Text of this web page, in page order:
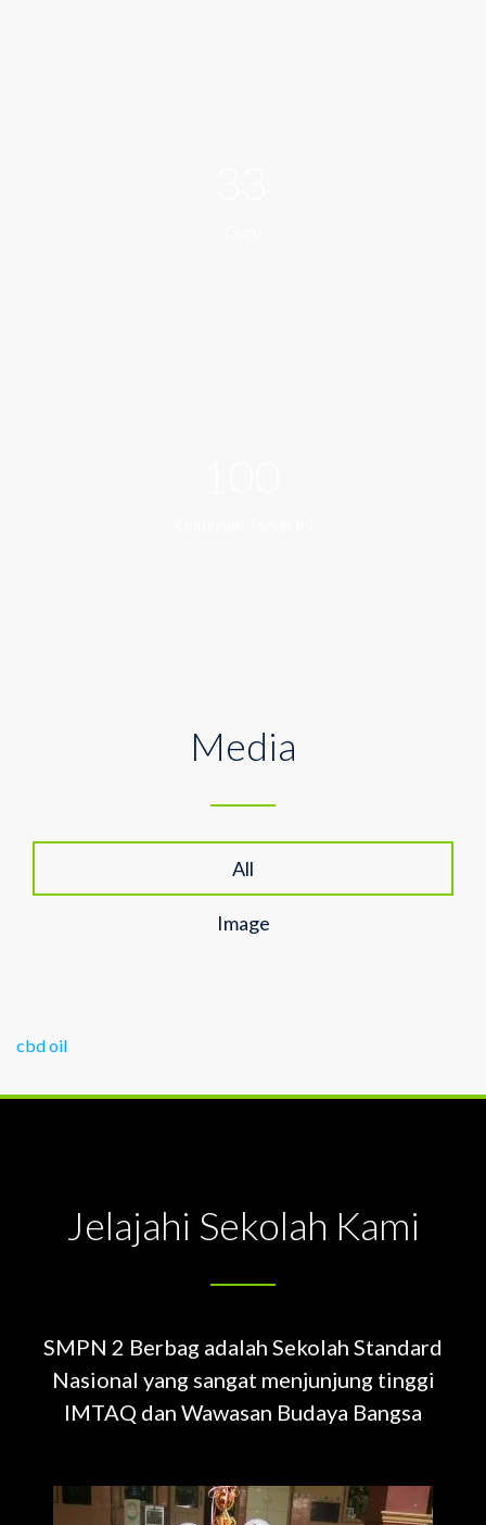
Media
All
Image
cbd oil
Jelajahi Sekolah Kami
SMPN 2 Berbag adalah Sekolah Standard
Nasional yang sangat menjunjung tinggi
IMTAQ dan Wawasan Budaya Bangsa